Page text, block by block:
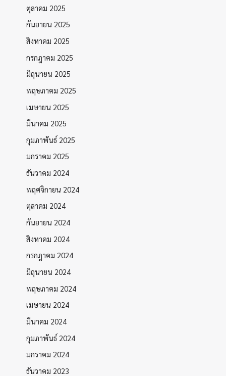
ตุลาคม 2025
กันยายน 2025
สิงหาคม 2025
กรกฎาคม 2025
มิถุนายน 2025
พฤษภาคม 2025
เมษายน 2025
มีนาคม 2025
กุมภาพันธ์ 2025
มกราคม 2025
ธันวาคม 2024
พฤศจิกายน 2024
ตุลาคม 2024
กันยายน 2024
สิงหาคม 2024
กรกฎาคม 2024
มิถุนายน 2024
พฤษภาคม 2024
เมษายน 2024
มีนาคม 2024
กุมภาพันธ์ 2024
มกราคม 2024
ธันวาคม 2023